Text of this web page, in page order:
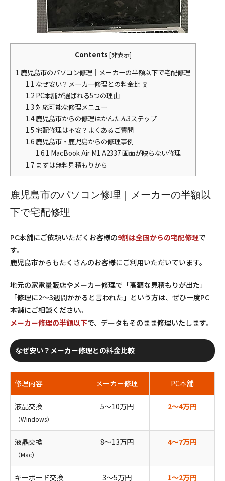
Contents [非表示]
1 鹿児島市のパソコン修理｜メーカーの半額以下で宅配修理
1.1 なぜ安い？メーカー修理との料金比較
1.2PC本舗が選ばれる5つの理由
1.3 対応可能な修理メニュー
1.4鹿児島市からの修理はかんたん3ステップ
1.5 宅配修理は不安？よくあるご質問
1.6鹿児島市・鹿児島からの修理事例
1.6.1 MacBook Air M1 A2337 画面が映らない修理
1.7まずは無料見積もりから
鹿児島市のパソコン修理｜メーカーの半額以
下で宅配修理
PC本舗にご依頼いただくお客様の9割は全国からの宅配修理で
す。
鹿児島市からもたくさんのお客様にご利用いただいています。
地元の家電量販店やメーカー修理で「高額な見積もりが出た」
「修理に2〜3週間かかると言われた」という方は、ぜひ一度PC
本舗にご相談ください。
メーカー修理の半額以下で、データもそのまま修理いたします。
なぜ安い？メーカー修理との料金比較
修理内容 メーカー修理 PC本舗
液晶交換
（Windows）
5〜10万円 2〜4万円
液晶交換
（Mac）
8〜13万円 4〜7万円
キーボード交換 3〜5万円 1〜2万円